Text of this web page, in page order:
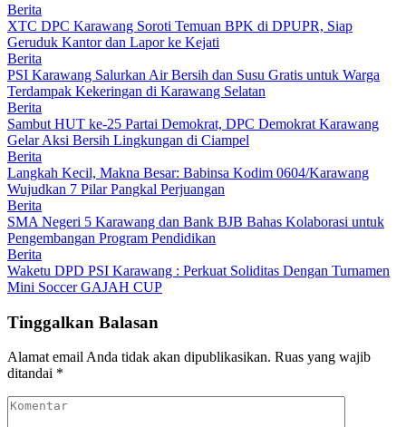
Berita
XTC DPC Karawang Soroti Temuan BPK di DPUPR, Siap
Geruduk Kantor dan Lapor ke Kejati
Berita
PSI Karawang Salurkan Air Bersih dan Susu Gratis untuk Warga
Terdampak Kekeringan di Karawang Selatan
Berita
Sambut HUT ke-25 Partai Demokrat, DPC Demokrat Karawang
Gelar Aksi Bersih Lingkungan di Ciampel
Berita
Langkah Kecil, Makna Besar: Babinsa Kodim 0604/Karawang
Wujudkan 7 Pilar Pangkal Perjuangan
Berita
SMA Negeri 5 Karawang dan Bank BJB Bahas Kolaborasi untuk
Pengembangan Program Pendidikan
Berita
Waketu DPD PSI Karawang : Perkuat Soliditas Dengan Turnamen
Mini Soccer GAJAH CUP
Tinggalkan Balasan
Alamat email Anda tidak akan dipublikasikan. Ruas yang wajib
ditandai *